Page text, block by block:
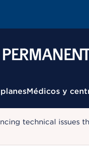
Médicos y
technical issues